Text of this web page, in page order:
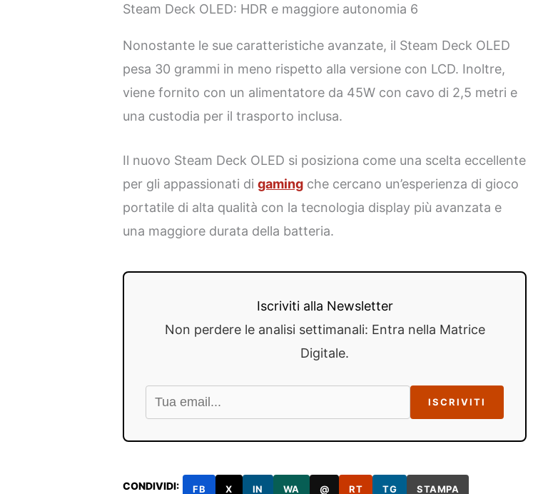
Steam Deck OLED: HDR e maggiore autonomia 6
Nonostante le sue caratteristiche avanzate, il Steam Deck OLED
pesa 30 grammi in meno rispetto alla versione con LCD. Inoltre,
viene fornito con un alimentatore da 45W con cavo di 2,5 metri e
una custodia per il trasporto inclusa.
Il nuovo Steam Deck OLED si posiziona come una scelta eccellente
per gli appassionati digaming che cercano un’esperienza di gioco
portatile di alta qualità con la tecnologia display più avanzata e
una maggiore durata della batteria.
Iscriviti alla Newsletter
Non perdere le analisi settimanali: Entra nella Matrice
Digitale.
ISCRIVITI
CONDIVIDI: FB X IN WA @ RT TG STAMPA